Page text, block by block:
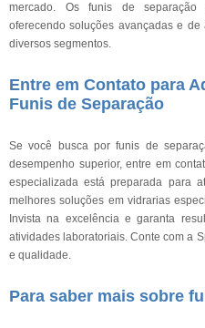
mercado. Os funis de separação
oferecendo soluções avançadas e
diversos segmentos.
Entre em Contato para
Funis de Separação
Se você busca por funis de
desempenho superior, entre em
especializada está preparada para
melhores soluções em vidrarias
Invista na excelência e garanta
atividades laboratoriais. Conte com a
e qualidade.
Para saber mais sobre